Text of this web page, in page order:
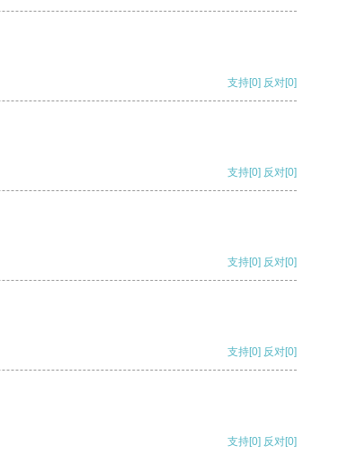
支持[0] 反对[0]
支持[0] 反对[0]
支持[0] 反对[0]
支持[0] 反对[0]
支持[0] 反对[0]